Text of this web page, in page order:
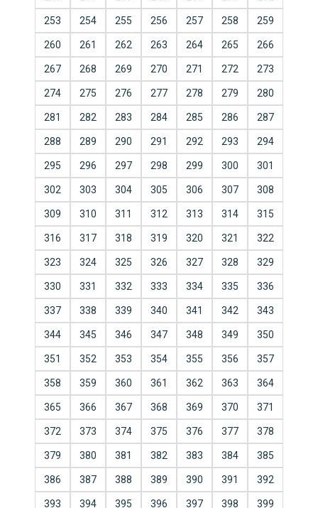
253 254 255 256 257 258 259
260 261 262 263 264 265 266
267 268 269 270 271 272 273
274 275 276 277 278 279 280
281 282 283 284 285 286 287
288 289 290 291 292 293 294
295 296 297 298 299 300 301
302 303 304 305 306 307 308
309 310 311 312 313 314 315
316 317 318 319 320 321 322
323 324 325 326 327 328 329
330 331 332 333 334 335 336
337 338 339 340 341 342 343
344 345 346 347 348 349 350
351 352 353 354 355 356 357
358 359 360 361 362 363 364
365 366 367 368 369 370 371
372 373 374 375 376 377 378
379 380 381 382 383 384 385
386 387 388 389 390 391 392
393 394 395 396 397 398 399